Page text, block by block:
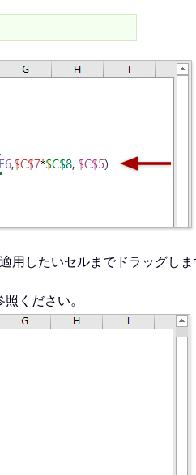
用したいセルまでドラッグし
ください。